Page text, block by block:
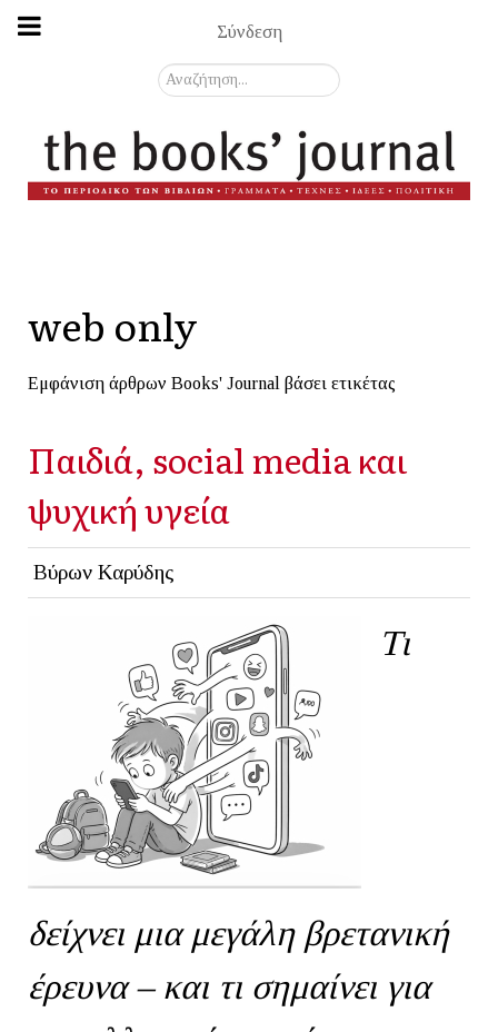
Σύνδεση
Αναζήτηση...
web only
Εμφάνιση άρθρων Books' Journal βάσει ετικέτας
Παιδιά, social media και
ψυχική υγεία
Βύρων Καρύδης
Τι
δείχνει μια μεγάλη βρετανική
έρευνα – και τι σημαίνει για